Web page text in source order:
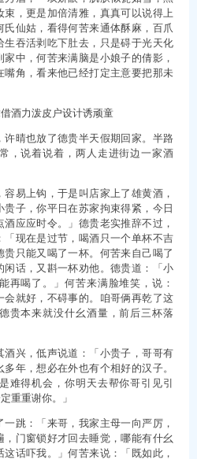
，更是加倍清雅，真真可以说得上
仙姑，看得何苦来通体酥麻，百爪
吞活剥吃下肚去，只是碍于光天化
中，何苦来满脑是小娘子的倩影，
角，看来他已经打定主意要把那未
户设计诱顽童
晴也放了德贵半天假期回家。半路
，说着说着，两人走进街边一家酒
易上钩，于是叫店家上了雄黄酒，
子，你平日在苏家拘束得紧，今日
应应时令。」德贵老实推辞不过，
现在是过节，喝酒只一个单杯不吉
只能又喝了一杯。何苦来自己喝了
话，又斟一杯劝他。德贵道：「小
再喝了。」何苦来满脸堆笑，说：
会就好，不碍事的。咱哥俩再乾了这
贵本来就没什幺酒量，前后三杯落
兴，低声说道：「小贵子，哥哥有
年，想必在外也有个相好的汉子。
难得机会，你明天去帮你哥引见引
重重谢你。」
跳：「来哥，我家主母一向严厉，
门窗锁好才回去睡觉，哪能有什幺
话吓我。」何苦来说：「既如此，